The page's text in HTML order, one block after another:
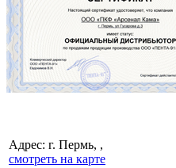
Адрес: г. Пермь, ,
смотреть на карте